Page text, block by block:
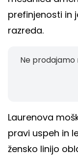
prefinjenosti in
razreda.
Ne
Laurenova
pravi uspeh in
žensko linijo